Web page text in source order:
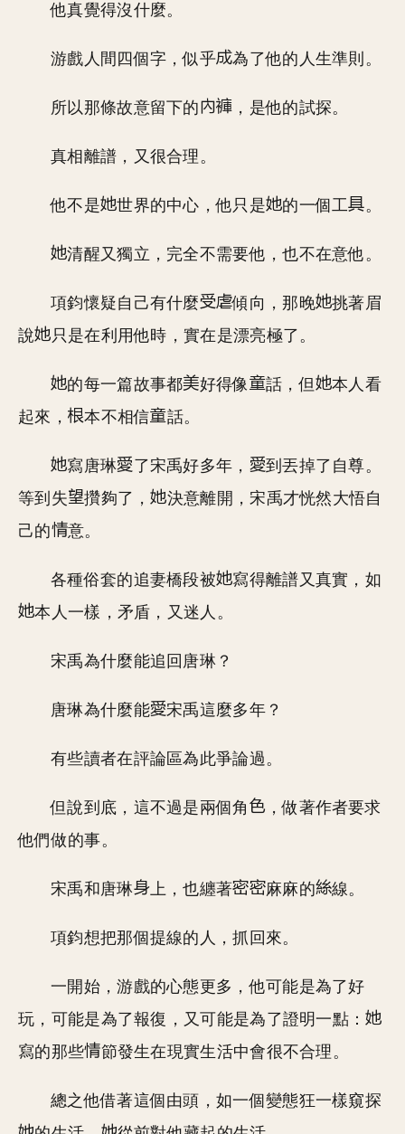
他真覺得沒什麼。
游戲人間四個字，似乎 為了他的人生準則。
所以那條故意留下的 ，是他的試探。
真相離譜，又很合理。
他不是 世界的中心，他只是 的一個工 。
清醒又獨立，完全不需要他，也不在意他。
項鈞懷疑自己有什麼 傾向，那晚
挑著眉
說
只是在利用他時，實在是漂亮極了。
的每一篇故事都 好得像 話，但
本人看
起來，
本不相信 話。
寫唐琳 了宋禹好多年，
到丟掉了自尊。
等到失
攢夠了，
決意離開，宋禹才恍然大悟自
己的
意。
各種俗套的追妻橋段被
寫得離譜又真實，如
本人一樣，矛盾，又迷人。
宋禹為什麼能追回唐琳？
唐琳為什麼能 宋禹這麼多年？
有些讀者在評論區為此爭論過。
但說到底，這不過是兩個角
，做著作者要求
他們做的事。
宋禹和唐琳 上，也纏著 麻麻的 線。
項鈞想把那個提線的人，抓回來。
一開始，游戲的心態更多，他可能是為了好
玩，可能是為了報復，又可能是為了證明一點：
寫的那些
節發生在現實生活中會很不合理。
總之他借著這個由頭，如一個變態狂一樣窺探